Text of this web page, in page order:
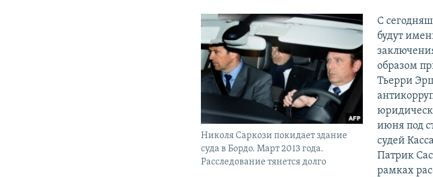
Николя Саркози покидает здание
суда в Бордо. Март 2013 года.
Расследование тянется долго
С
будут
образом
Тьерри
июня под
судей
Патрик
рамках